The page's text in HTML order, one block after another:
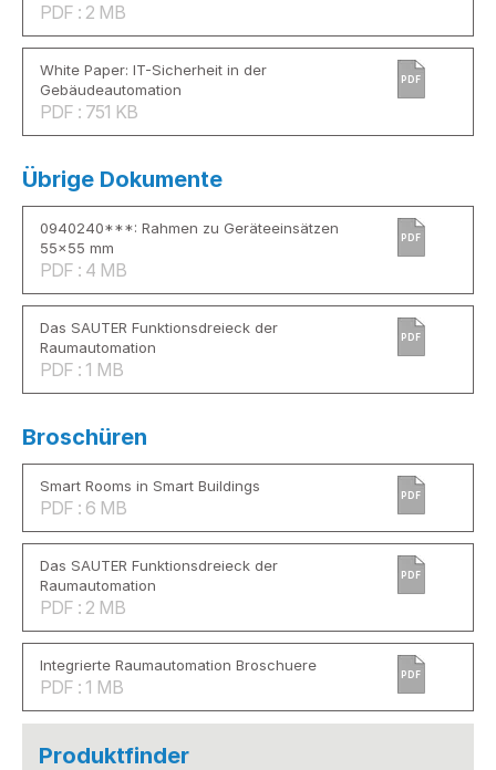
PDF : 2 MB
White Paper: IT-Sicherheit in der
Gebäudeautomation
PDF : 751 KB
PDF
Übrige Dokumente
0940240***: Rahmen zu Geräteeinsätzen
55×55 mm
PDF : 4 MB
PDF
Das SAUTER Funktionsdreieck der
Raumautomation
PDF : 1 MB
PDF
Broschüren
Smart Rooms in Smart Buildings
PDF : 6 MB
PDF
Das SAUTER Funktionsdreieck der
Raumautomation
PDF : 2 MB
PDF
Integrierte Raumautomation Broschuere
PDF : 1 MB
PDF
Produktfinder